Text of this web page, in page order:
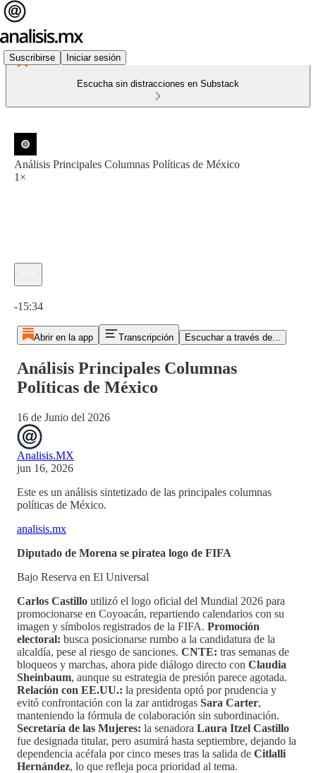
Suscribirse Iniciar sesión
Escucha sin distracciones en Substack
Análisis Principales Columnas Políticas de México
1×
-15:34
Abrir en la app Transcripción Escuchar a través de...
Análisis Principales Columnas
Políticas de México
16 de Junio del 2026
Analisis.MX
jun 16, 2026
Este es un análisis sintetizado de las principales columnas
políticas de México.
analisis.mx
Diputado de Morena se piratea logo de FIFA
Bajo Reserva en El Universal
Carlos Castillo utilizó el logo oficial del Mundial 2026 para
promocionarse en Coyoacán, repartiendo calendarios con su
imagen y símbolos registrados de la FIFA. Promoción
electoral: busca posicionarse rumbo a la candidatura de la
alcaldía, pese al riesgo de sanciones. CNTE: tras semanas de
bloqueos y marchas, ahora pide diálogo directo con Claudia
Sheinbaum, aunque su estrategia de presión parece agotada.
Relación con EE.UU.: la presidenta optó por prudencia y
evitó confrontación con la zar antidrogas Sara Carter,
manteniendo la fórmula de colaboración sin subordinación.
Secretaría de las Mujeres: la senadora Laura Itzel Castillo
fue designada titular, pero asumirá hasta septiembre, dejando la
dependencia acéfala por cinco meses tras la salida de Citlalli
Hernández, lo que refleja poca prioridad al tema.